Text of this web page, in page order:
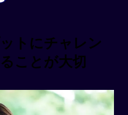
トにチャレン
ことが大切